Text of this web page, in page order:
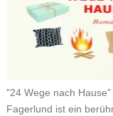
"24 Wege nach
Fagerlund ist ein